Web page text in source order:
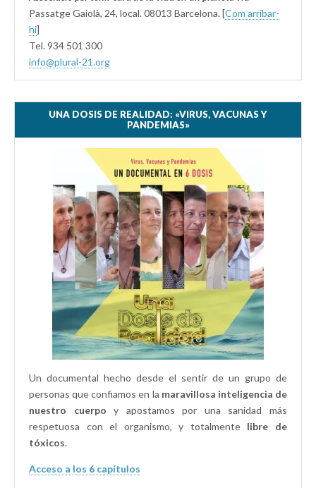
Passatge Gaiolà, 24, local. 08013 Barcelona. [Com arribar-
hi]
Tel. 934 501 300
info@plural-21.org
UNA DOSIS DE REALIDAD: «VIRUS, VACUNAS Y
PANDEMIAS»
Un documental hecho desde el sentir de un grupo de
personas que confiamos en la maravillosa inteligencia de
nuestro cuerpo y apostamos por una sanidad más
respetuosa con el organismo, y totalmente libre de
tóxicos.
Acceso a los 6 capítulos